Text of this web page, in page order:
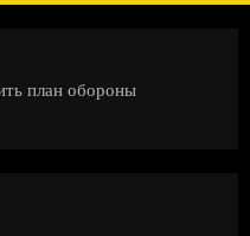
план обороны